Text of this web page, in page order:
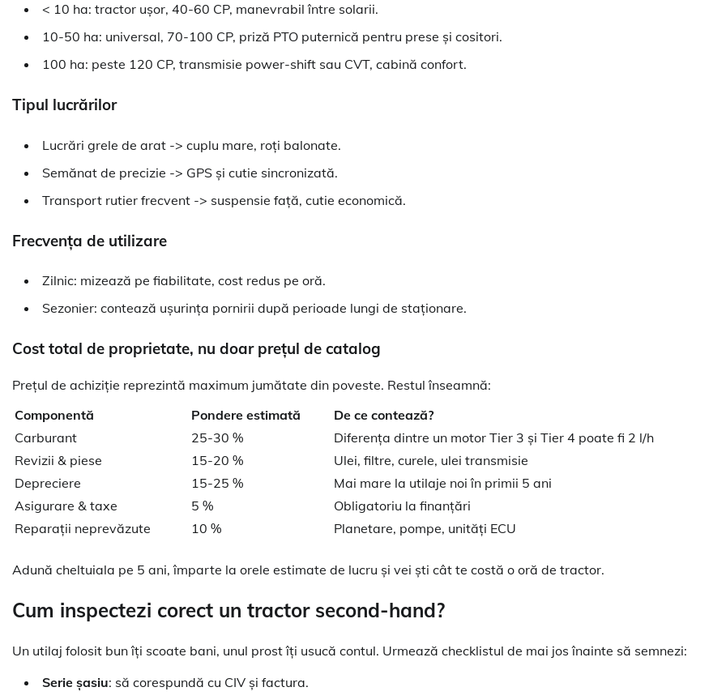
< 10 ha: tractor ușor, 40-60 CP, manevrabil între solarii.
10-50 ha: universal, 70-100 CP, priză PTO puternică pentru prese și cositori.
100 ha: peste 120 CP, transmisie power-shift sau CVT, cabină confort.
Tipul lucrărilor
Lucrări grele de arat -> cuplu mare, roți balonate.
Semănat de precizie -> GPS și cutie sincronizată.
Transport rutier frecvent -> suspensie față, cutie economică.
Frecvența de utilizare
Zilnic: mizează pe fiabilitate, cost redus pe oră.
Sezonier: contează ușurința pornirii după perioade lungi de staționare.
Cost total de proprietate, nu doar prețul de catalog
Prețul de achiziție reprezintă maximum jumătate din poveste. Restul înseamnă:
Componentă
Pondere estimată
De ce contează?
Carburant
25-30 %
Diferența dintre un motor Tier 3 și Tier 4 poate fi 2 l/h
Revizii & piese
15-20 %
Ulei, filtre, curele, ulei transmisie
Depreciere
15-25 %
Mai mare la utilaje noi în primii 5 ani
Asigurare & taxe
5 %
Obligatoriu la finanțări
Reparații neprevăzute
10 % Planetare, pompe, unități ECU
Adună cheltuiala pe 5 ani, împarte la orele estimate de lucru și vei ști cât te costă o oră de tractor.
Cum inspectezi corect un tractor second-hand?
Un utilaj folosit bun îți scoate bani, unul prost îți usucă contul. Urmează checklistul de mai jos înainte să semnezi:
Serie șasiu: să corespundă cu CIV și factura.